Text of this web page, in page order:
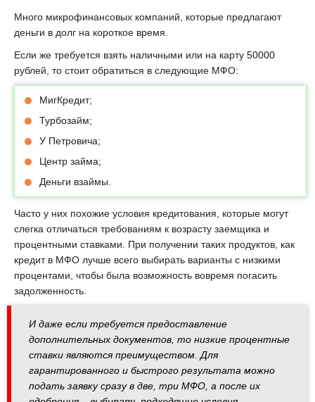
Много микрофинансовых компаний, которые предлагают
деньги в долг на короткое время.
Если же требуется взять наличными или на карту 50000
рублей, то стоит обратиться в следующие МФО:
МигКредит;
Турбозайм;
У Петровича;
Центр займа;
Деньги взаймы.
Часто у них похожие условия кредитования, которые могут
слегка отличаться требованиям к возрасту заемщика и
процентными ставками. При получении таких продуктов, как
кредит в МФО лучше всего выбирать варианты с низкими
процентами, чтобы была возможность вовремя погасить
задолженность.
И даже если требуется предоставление
дополнительных документов, то низкие процентные
ставки являются преимуществом. Для
гарантированного и быстрого результата можно
подать заявку сразу в две, три МФО, а после их